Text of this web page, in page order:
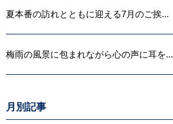
夏本番の訪れとともに迎える7月のご挨...
梅雨の風景に包まれながら心の声に耳を...
月別記事